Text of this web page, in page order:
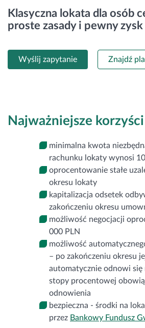
Zaloguj się
Klasyczna lokata dla osób
proste zasady i pewny zysk
Wyślij zapytanie Znajdź
Najważniejsze korzyści
minimalna kwota
rachunku lokaty wynosi
oprocentowanie stałe
okresu lokaty
kapitalizacja odsetek
zakończeniu okresu
możliwość negocjacji
000 PLN
możliwość
– po zakończeniu okresu
automatycznie odnowi się
stopy procentowej
odnowienia
bezpieczna - środki na
przez Bankowy Fundusz